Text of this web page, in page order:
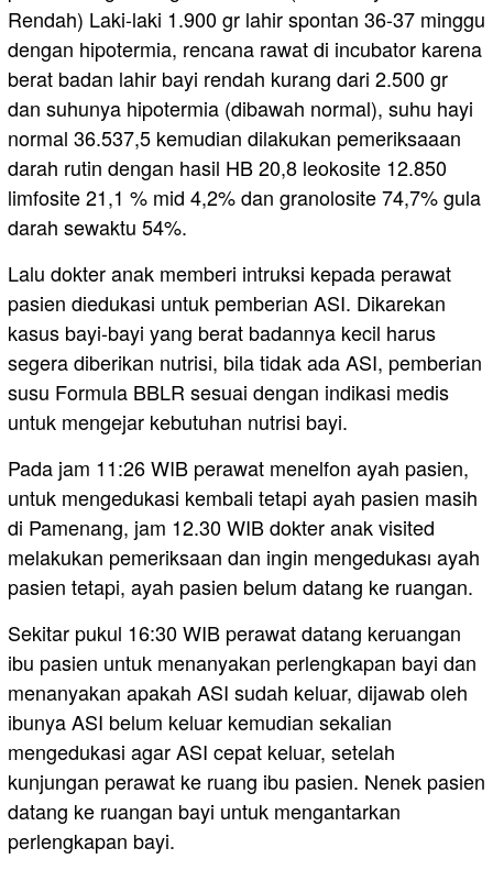
Rendah) Laki-laki 1.900 gr lahir spontan 36-37 minggu
dengan hipotermia, rencana rawat di incubator karena
berat badan lahir bayi rendah kurang dari 2.500 gr
dan suhunya hipotermia (dibawah normal), suhu hayi
normal 36.537,5 kemudian dilakukan pemeriksaaan
darah rutin dengan hasil HB 20,8 leokosite 12.850
limfosite 21,1 % mid 4,2% dan granolosite 74,7% gula
darah sewaktu 54%.
Lalu dokter anak memberi intruksi kepada perawat
pasien diedukasi untuk pemberian ASI. Dikarekan
kasus bayi-bayi yang berat badannya kecil harus
segera diberikan nutrisi, bila tidak ada ASI, pemberian
susu Formula BBLR sesuai dengan indikasi medis
untuk mengejar kebutuhan nutrisi bayi.
Pada jam 11:26 WIB perawat menelfon ayah pasien,
untuk mengedukasi kembali tetapi ayah pasien masih
di Pamenang, jam 12.30 WIB dokter anak visited
melakukan pemeriksaan dan ingin mengedukası ayah
pasien tetapi, ayah pasien belum datang ke ruangan.
Sekitar pukul 16:30 WIB perawat datang keruangan
ibu pasien untuk menanyakan perlengkapan bayi dan
menanyakan apakah ASI sudah keluar, dijawab oleh
ibunya ASI belum keluar kemudian sekalian
mengedukasi agar ASI cepat keluar, setelah
kunjungan perawat ke ruang ibu pasien. Nenek pasien
datang ke ruangan bayi untuk mengantarkan
perlengkapan bayi.